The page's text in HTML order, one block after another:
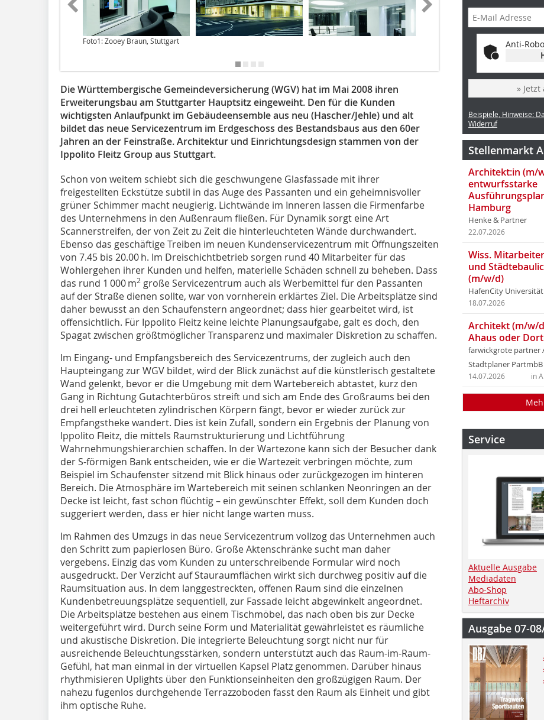
Foto1: Zooey Braun, Stuttgart
Die Württembergische Gemeindeversicherung (WGV) hat im Mai 2008 ihren
Erweiterungsbau am Stuttgarter Hauptsitz eingeweiht. Den für die Kunden
wichtigsten Anlaufpunkt im Gebäudeensemble aus neu (Hascher/Jehle) und alt
bildet das neue Servicezentrum im Erdgeschoss des Bestandsbaus aus den 60er
Jahren an der Feinstraße. Architektur und Einrichtungsdesign stammen von der
Ippolito Fleitz Group aus Stuttgart.
Schon von weitem schiebt sich die geschwungene Glasfassade mit ihrer
freigestellten Eckstütze subtil in das Auge des Passanten und ein geheimnisvoller
grüner Schimmer macht neugierig. Lichtwände im Inneren lassen die Firmenfarbe
des Unternehmens in den Außenraum fließen. Für Dynamik sorgt eine Art
Scannerstreifen, der von Zeit zu Zeit die hinterleuchteten Wände durchwandert.
Ebenso das geschäftige Treiben im neuen Kundenservicezentrum mit Öffnungszeiten
von 7.45 bis 20.00 h. Im Dreischichtbetrieb sorgen rund 40 Mitarbeiter für das
Wohlergehen ihrer Kunden und helfen, materielle Schäden schnell zu beheben. Dass
das rund 1 000 m2 große Servicezentrum auch als Werbemittel für den Passanten
auf der Straße dienen sollte, war von vornherein erklärtes Ziel. Die Arbeitsplätze sind
daher bewusst an den Schaufenstern angeordnet; dass hier gearbeitet wird, ist
offensichtlich. Für Ippolito Fleitz keine leichte Planungsaufgabe, galt es doch, den
Spagat zwischen größtmöglicher Transparenz und maximaler Diskretion zu schaffen.
Im Eingang- und Empfangsbereich des Servicezentrums, der zugleich auch den
Haupteingang zur WGV bildet, wird der Blick zunächst auf die künstlerisch gestaltete
Wand gelenkt, bevor er die Umgebung mit dem Wartebereich abtastet, kurz den
Gang in Richtung Gutachterbüros streift und sich am Ende des Großraums bei den
drei hell erleuchteten zylindrischen Körpern fängt, bevor er wieder zurück zur
Empfangstheke wandert. Dies ist kein Zufall, sondern ein Ergebnis der Planung von
Ippolito Fleitz, die mittels Raumstrukturierung und Lichtführung
Wahrnehmungshierarchien schaffen. In der Wartezone kann sich der Besucher dank
der S-förmigen Bank entscheiden, wie er die Wartezeit verbringen möchte, zum
Beispiel im Schaufenster sitzend mit Blick hinaus oder zurückgezogen im hinteren
Bereich. Die Atmosphäre im Wartebereich mit seinen schlanken Neonringen an der
Decke ist leicht, fast schon flüchtig – ein gewünschter Effekt, soll dem Kunden doch
suggeriert werden, dass er hier nicht lange warten muss.
Im Rahmen des Umzugs in das neue Servicezentrum vollzog das Unternehmen auch
den Schritt zum papierlosen Büro. Große Aktenschränke sucht man daher
vergebens. Einzig das vom Kunden zu unterschreibende Formular wird noch
ausgedruckt. Der Verzicht auf Stauraumflächen wirkt sich durchweg positiv auf die
Raumsituation aus. In dem langgestreckten, offenen Raum sind die einzelnen
Kundenbetreuungsplätze sequentiell, zur Fassade leicht abgewinkelt angeordnet.
Die Arbeitsplätze bestehen aus einem Tischmöbel, das nach oben bis zur Decke
weitergeführt wird. Durch seine Form und Materialität gewährleistet es räumliche
und akustische Diskretion. Die integrierte Beleuchtung sorgt nicht nur für
ausreichende Beleuchtungs­stärken, sondern unterstützt auch das Raum-im-Raum-
Gefühl, hat man einmal in der virtuellen Kapsel Platz genommen. Darüber hinaus
rhythmisieren Uplights über den Funktionseinheiten den großzügigen Raum. Der
nahezu fugenlos durchgehende Terrazzoboden fasst den Raum als Einheit und gibt
ihm optische Ruhe.
Anti-
»
Beispiele, Hinweise:
Widerruf
Stellenmarkt
Architekt:in (m/
entwurfsstarke
Hamburg
Henke & Partner
22.07.2026
Wiss.
und
(m/w/d)
HafenCity
18.07.2026
Architekt (m/w/
Ahaus oder
farwickgrote partner
Stadtplaner PartmbB
in
14.07.2026
Service
Aktuelle Ausgabe
Mediadaten
Abo-Shop
Heftarchiv
Ausgabe 07-